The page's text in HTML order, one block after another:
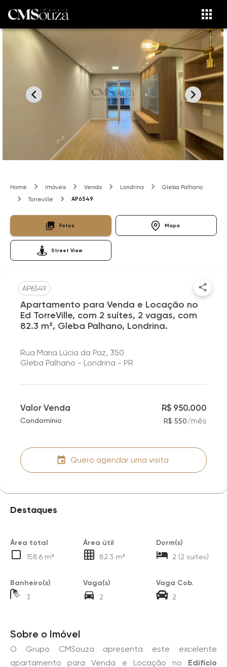
Home Imóveis Venda Londrina
Gleba Palhano
Torreville
AP6549
Fotos Mapa
Street View
AP6549
Apartamento para Venda e Locação no
Ed TorreVille, com 2 suítes, 2 vagas, com
82.3 m², Gleba Palhano, Londrina.
Rua Maria Lúcia da Paz, 350
Gleba Palhano - Londrina - PR
Valor Venda R$ 950.000
Condomínio R$ 550/mês
Quero agendar uma visita
Destaques
Área total
158.6 m²
Área útil
82.3 m²
Dorm(s)
2 (2 suítes)
Banheiro(s)
3
Vaga(s)
2
Vaga Cob.
2
Sobre o Imóvel
O Grupo CMSouza apresenta este excelente
apartamento para Venda e Locação no Edifício